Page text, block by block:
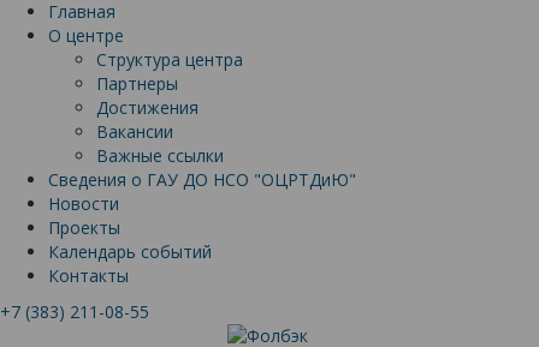
Главная
О центре
Структура центра
Партнеры
Достижения
Вакансии
Важные ссылки
Сведения о ГАУ ДО НСО "ОЦРТДиЮ"
Новости
Проекты
Календарь событий
Контакты
+7 (383) 211-08-55